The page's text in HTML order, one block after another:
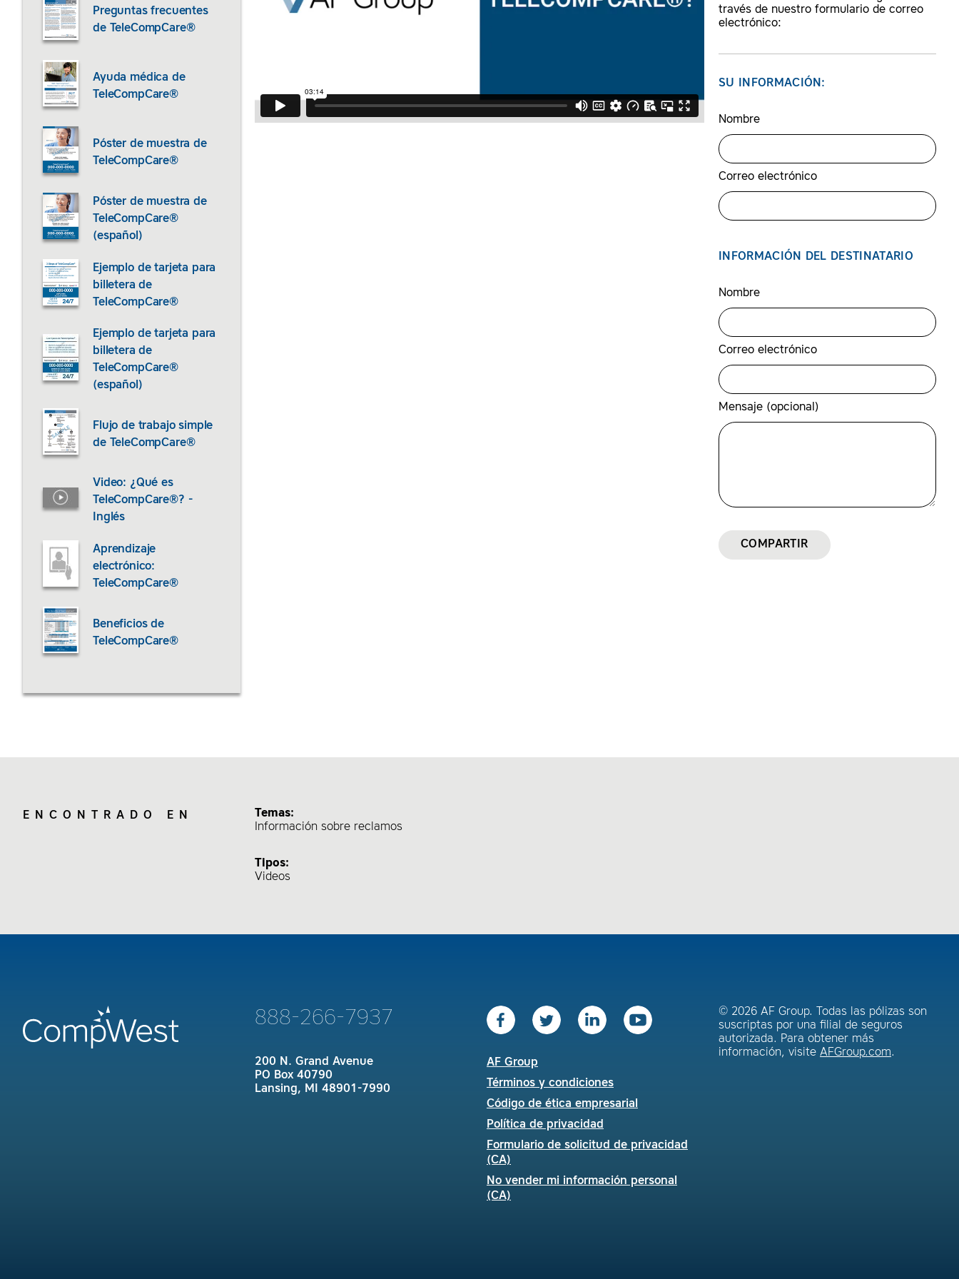
través de nuestro formulario de correo
electrónico:
SU INFORMACIÓN:
Nombre
Correo electrónico
INFORMACIÓN DEL DESTINATARIO
Nombre
Correo electrónico
Mensaje (opcional)
COMPARTIR
Preguntas frecuentes
de TeleCompCare®
Ayuda médica de
TeleCompCare®
Póster de muestra de
TeleCompCare®
Póster de muestra de
TeleCompCare®
(español)
Ejemplo de tarjeta para
billetera de
TeleCompCare®
Ejemplo de tarjeta para
billetera de
TeleCompCare®
(español)
Flujo de trabajo simple
de TeleCompCare®
Video: ¿Qué es
TeleCompCare®? -
Inglés
Aprendizaje
electrónico:
TeleCompCare®
Beneficios de
TeleCompCare®
ENCONTRADO EN
Temas:
Información sobre reclamos
Tipos:
Videos
888-266-7937
200 N. Grand Avenue
PO Box 40790
Lansing, MI 48901-7990
AF Group
Términos y condiciones
Código de ética empresarial
Política de privacidad
Formulario de solicitud de privacidad
(CA)
No vender mi información personal
(CA)
© 2026 AF Group. Todas las pólizas son
suscriptas por una filial de seguros
autorizada. Para obtener más
información, visite AFGroup.com.